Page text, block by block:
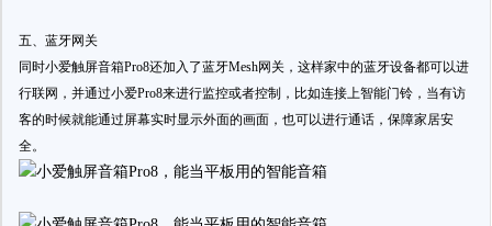
五、蓝牙网关
同时小爱触屏音箱Pro8还加入了蓝牙Mesh网关，这样家中的蓝牙设备都可以进
行联网，并通过小爱Pro8来进行监控或者控制，比如连接上智能门铃，当有访
客的时候就能通过屏幕实时显示外面的画面，也可以进行通话，保障家居安
全。